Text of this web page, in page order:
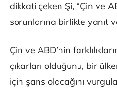
dikkati çeken Şi, “Çin ve
sorunlarına birlikte yanıt
Çin ve ABD’nin
çıkarları olduğunu, bir
için şans olacağını